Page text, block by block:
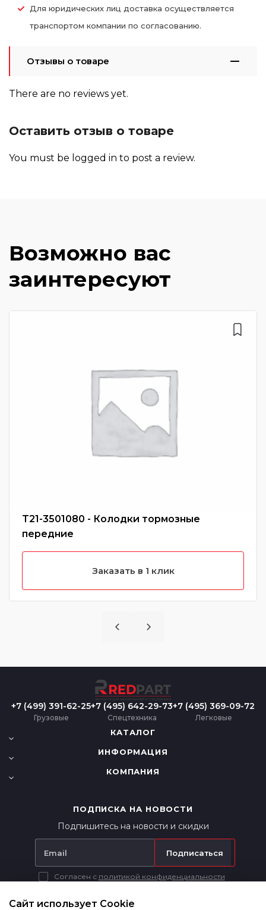
Для юридических лиц доставка осуществляется
транспортом компании по согласованию.
Отзывы о товаре
There are no reviews yet.
Оставить отзыв о товаре
You must be logged in to post a review.
Возможно вас
заинтересуют
T21-3501080 - Колодки тормозные
передние
Заказать в 1 клик
+7 (499) 391-62-25
Грузовые
+7 (495) 642-29-73
Спецтехника
+7 (495) 369-09-72
Легковые
КАТАЛОГ
ИНФОРМАЦИЯ
КОМПАНИЯ
ПОДПИСКА НА НОВОСТИ
Подпишитесь на новости и скидки
Подписаться
Согласен с политикой конфиденциальности
информационный характер и ни при каких условиях не является
публичной офертой в соответствии с п. 2 ст. 437 ГК РФ.
Сайт использует Cookie